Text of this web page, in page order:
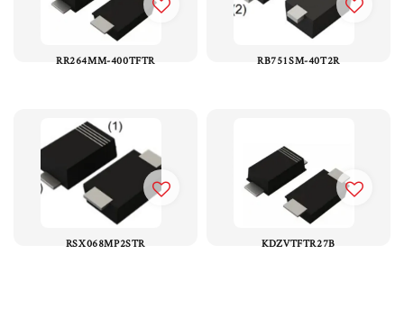
RR264MM-400TFTR RB751SM-40T2R
RSX068MP2STR KDZVTFTR27B